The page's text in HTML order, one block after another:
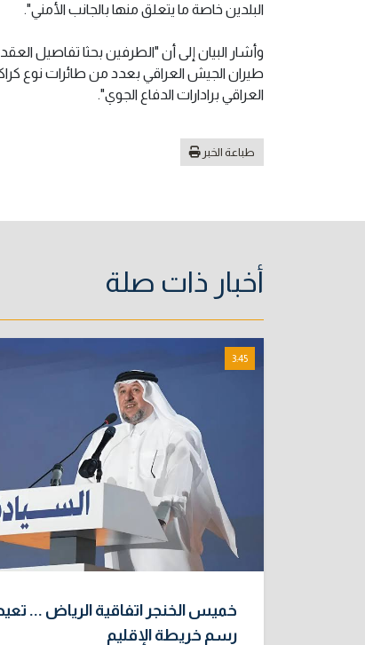
البلدين خاصة ما يتعلق منها بالجانب الأمني".
وأشار البيان إلى أن "الطرفين بحثا تفاصيل
طيران الجيش العراقي بعدد من طائرات نوع
العراقي برادارات الدفاع الجوي".
طباعة الخبر
أخبار ذات صلة
3:45
خميس الخنجر اتفاقية الرياض ...
رسم خريطة الإقليم